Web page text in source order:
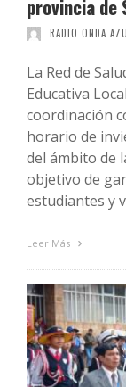
provincia de
RADIO ONDA
La Red de
Educativa
coordinación
horario de
del ámbito de
objetivo de
estudiantes y
Leer Más